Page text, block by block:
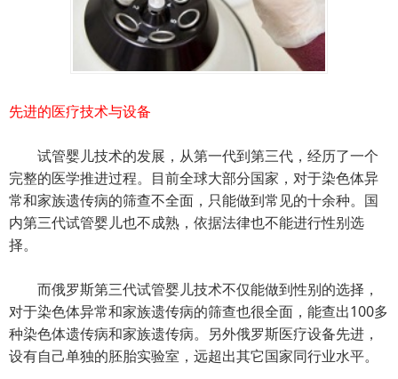
先进的医疗技术与设备
试管婴儿技术的发展，从第一代到第三代，经历了一个
完整的医学推进过程。目前全球大部分国家，对于染色体异
常和家族遗传病的筛查不全面，只能做到常见的十余种。国
内第三代试管婴儿也不成熟，依据法律也不能进行性别选
择。
而俄罗斯第三代试管婴儿技术不仅能做到性别的选择，
对于染色体异常和家族遗传病的筛查也很全面，能查出100多
种染色体遗传病和家族遗传病。另外俄罗斯医疗设备先进，
设有自己单独的胚胎实验室，远超出其它国家同行业水平。